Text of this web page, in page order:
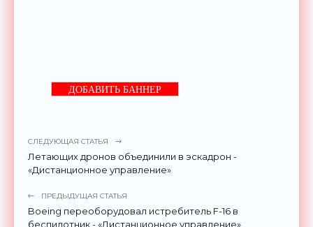
ДОБАВИТЬ БАННЕР
СЛЕДУЮЩАЯ СТАТЬЯ
Летающих дронов объединили в эскадрон -
«Дистанционное управление»
ПРЕДЫДУЩАЯ СТАТЬЯ
Boeing переоборудовал истребитель F-16 в
беспилотник - «Дистанционное управление»